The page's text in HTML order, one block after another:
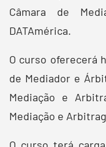
Câmara de
DATAmérica.
O curso oferecerá
de Mediador e
Mediação e
Mediação e